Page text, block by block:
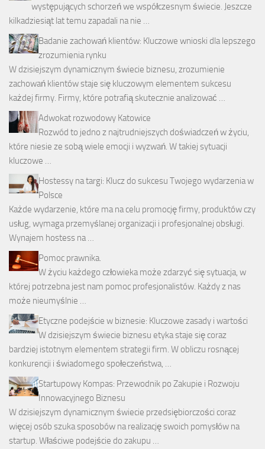
występujących schorzeń we współczesnym świecie. Jeszcze
kilkadziesiąt lat temu zapadali na nie …
Badanie zachowań klientów: Kluczowe wnioski dla lepszego
zrozumienia rynku
W dzisiejszym dynamicznym świecie biznesu, zrozumienie
zachowań klientów staje się kluczowym elementem sukcesu
każdej firmy. Firmy, które potrafią skutecznie analizować …
Adwokat rozwodowy Katowice
Rozwód to jedno z najtrudniejszych doświadczeń w życiu,
które niesie ze sobą wiele emocji i wyzwań. W takiej sytuacji
kluczowe …
Hostessy na targi: Klucz do sukcesu Twojego wydarzenia w
Polsce
Każde wydarzenie, które ma na celu promocję firmy, produktów czy
usług, wymaga przemyślanej organizacji i profesjonalnej obsługi.
Wynajem hostess na …
Pomoc prawnika.
W życiu każdego człowieka może zdarzyć się sytuacja, w
której potrzebna jest nam pomoc profesjonalistów. Każdy z nas
może nieumyślnie …
Etyczne podejście w biznesie: Kluczowe zasady i wartości
W dzisiejszym świecie biznesu etyka staje się coraz
bardziej istotnym elementem strategii firm. W obliczu rosnącej
konkurencji i świadomego społeczeństwa, …
Startupowy Kompas: Przewodnik po Zakupie i Rozwoju
Innowacyjnego Biznesu
W dzisiejszym dynamicznym świecie przedsiębiorczości coraz
więcej osób szuka sposobów na realizację swoich pomysłów na
startup. Właściwe podejście do zakupu …